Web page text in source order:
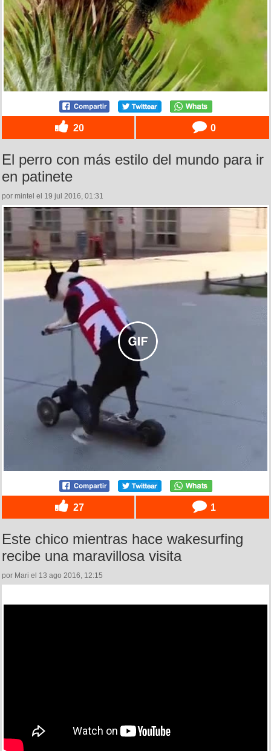
20 0
El perro con más estilo del mundo para ir
en patinete
por mintel el 19 jul 2016, 01:31
27 1
Este chico mientras hace wakesurfing
recibe una maravillosa visita
por Mari el 13 ago 2016, 12:15